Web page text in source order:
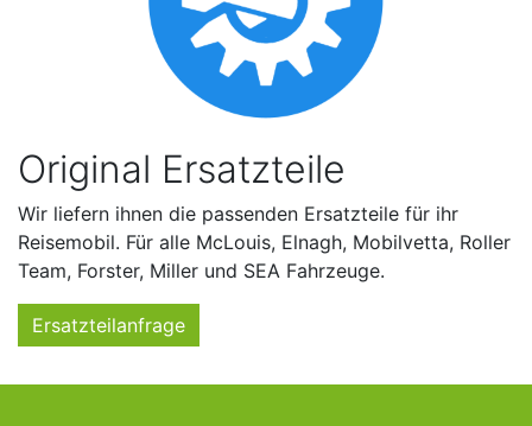
Original Ersatzteile
Wir liefern ihnen die passenden Ersatzteile für ihr
Reisemobil. Für alle McLouis, Elnagh, Mobilvetta, Roller
Team, Forster, Miller und SEA Fahrzeuge.
Ersatzteilanfrage